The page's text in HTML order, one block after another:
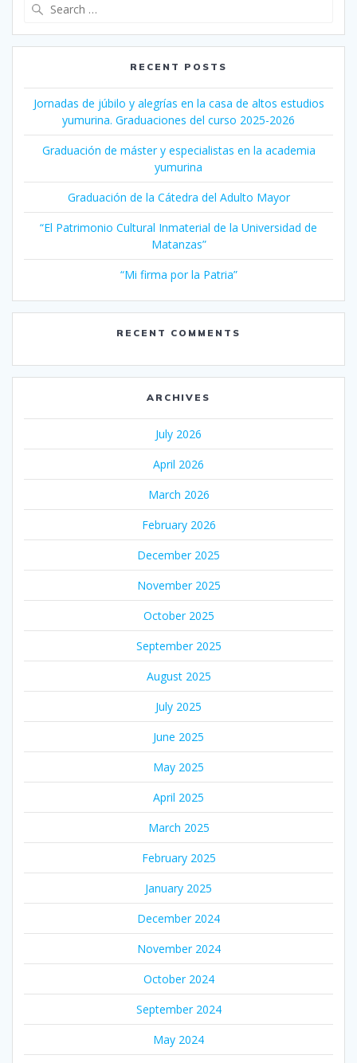
RECENT POSTS
Jornadas de júbilo y alegrías en la casa de altos estudios
yumurina. Graduaciones del curso 2025-2026
Graduación de máster y especialistas en la academia
yumurina
Graduación de la Cátedra del Adulto Mayor
“El Patrimonio Cultural Inmaterial de la Universidad de
Matanzas”
“Mi firma por la Patria”
RECENT COMMENTS
ARCHIVES
July 2026
April 2026
March 2026
February 2026
December 2025
November 2025
October 2025
September 2025
August 2025
July 2025
June 2025
May 2025
April 2025
March 2025
February 2025
January 2025
December 2024
November 2024
October 2024
September 2024
May 2024